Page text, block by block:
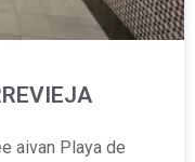
aivan Playa de